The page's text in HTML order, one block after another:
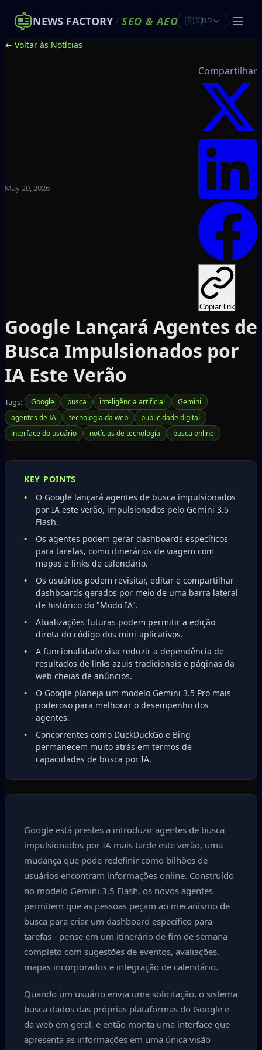
NEWS FACTORY/ SEO &AEO 🇧🇷BR
← Voltar às Notícias
May 20, 2026
Compartilhar
Copiar link
Google Lançará Agentes de
Busca Impulsionados por
IA Este Verão
Tags: Google busca inteligência artificial
Gemini
agentes de IA
tecnologia da web
publicidade digital
interface do usuário
notícias de tecnologia busca online
KEY POINTS
O Google lançará agentes de busca impulsionados
por IA este verão, impulsionados pelo Gemini 3.5
Flash.
Os agentes podem gerar dashboards específicos
para tarefas, como itinerários de viagem com
mapas e links de calendário.
Os usuários podem revisitar, editar e compartilhar
dashboards gerados por meio de uma barra lateral
de histórico do "Modo IA".
Atualizações futuras podem permitir a edição
direta do código dos mini-aplicativos.
A funcionalidade visa reduzir a dependência de
resultados de links azuis tradicionais e páginas da
web cheias de anúncios.
O Google planeja um modelo Gemini 3.5 Pro mais
poderoso para melhorar o desempenho dos
agentes.
Concorrentes como DuckDuckGo e Bing
permanecem muito atrás em termos de
capacidades de busca por IA.
Google está prestes a introduzir agentes de busca
impulsionados por IA mais tarde este verão, uma
mudança que pode redefinir como bilhões de
usuários encontram informações online. Construído
no modelo Gemini 3.5 Flash, os novos agentes
permitem que as pessoas peçam ao mecanismo de
busca para criar um dashboard específico para
tarefas - pense em um itinerário de fim de semana
completo com sugestões de eventos, avaliações,
mapas incorporados e integração de calendário.
Quando um usuário envia uma solicitação, o sistema
busca dados das próprias plataformas do Google e
da web em geral, e então monta uma interface que
apresenta as informações em uma única visão